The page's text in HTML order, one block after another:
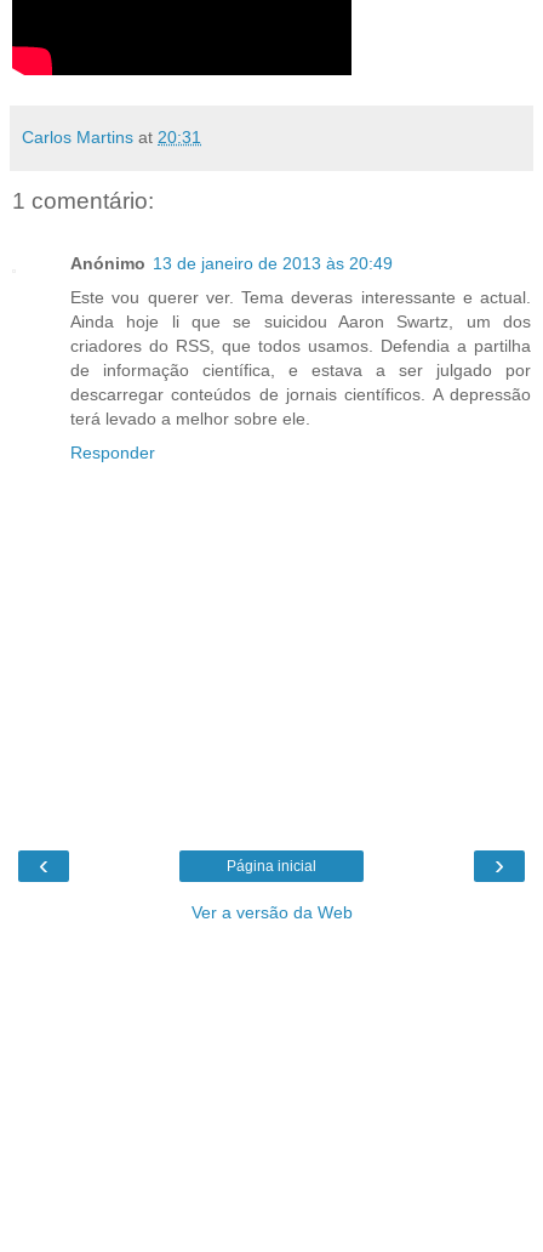
Carlos Martins at 20:31
1 comentário:
Anónimo 13 de janeiro de 2013 às 20:49
Este vou querer ver. Tema deveras interessante e actual.
Ainda hoje li que se suicidou Aaron Swartz, um dos
criadores do RSS, que todos usamos. Defendia a partilha
de informação científica, e estava a ser julgado por
descarregar conteúdos de jornais científicos. A depressão
terá levado a melhor sobre ele.
Responder
‹ ›
Página inicial
Ver a versão da Web